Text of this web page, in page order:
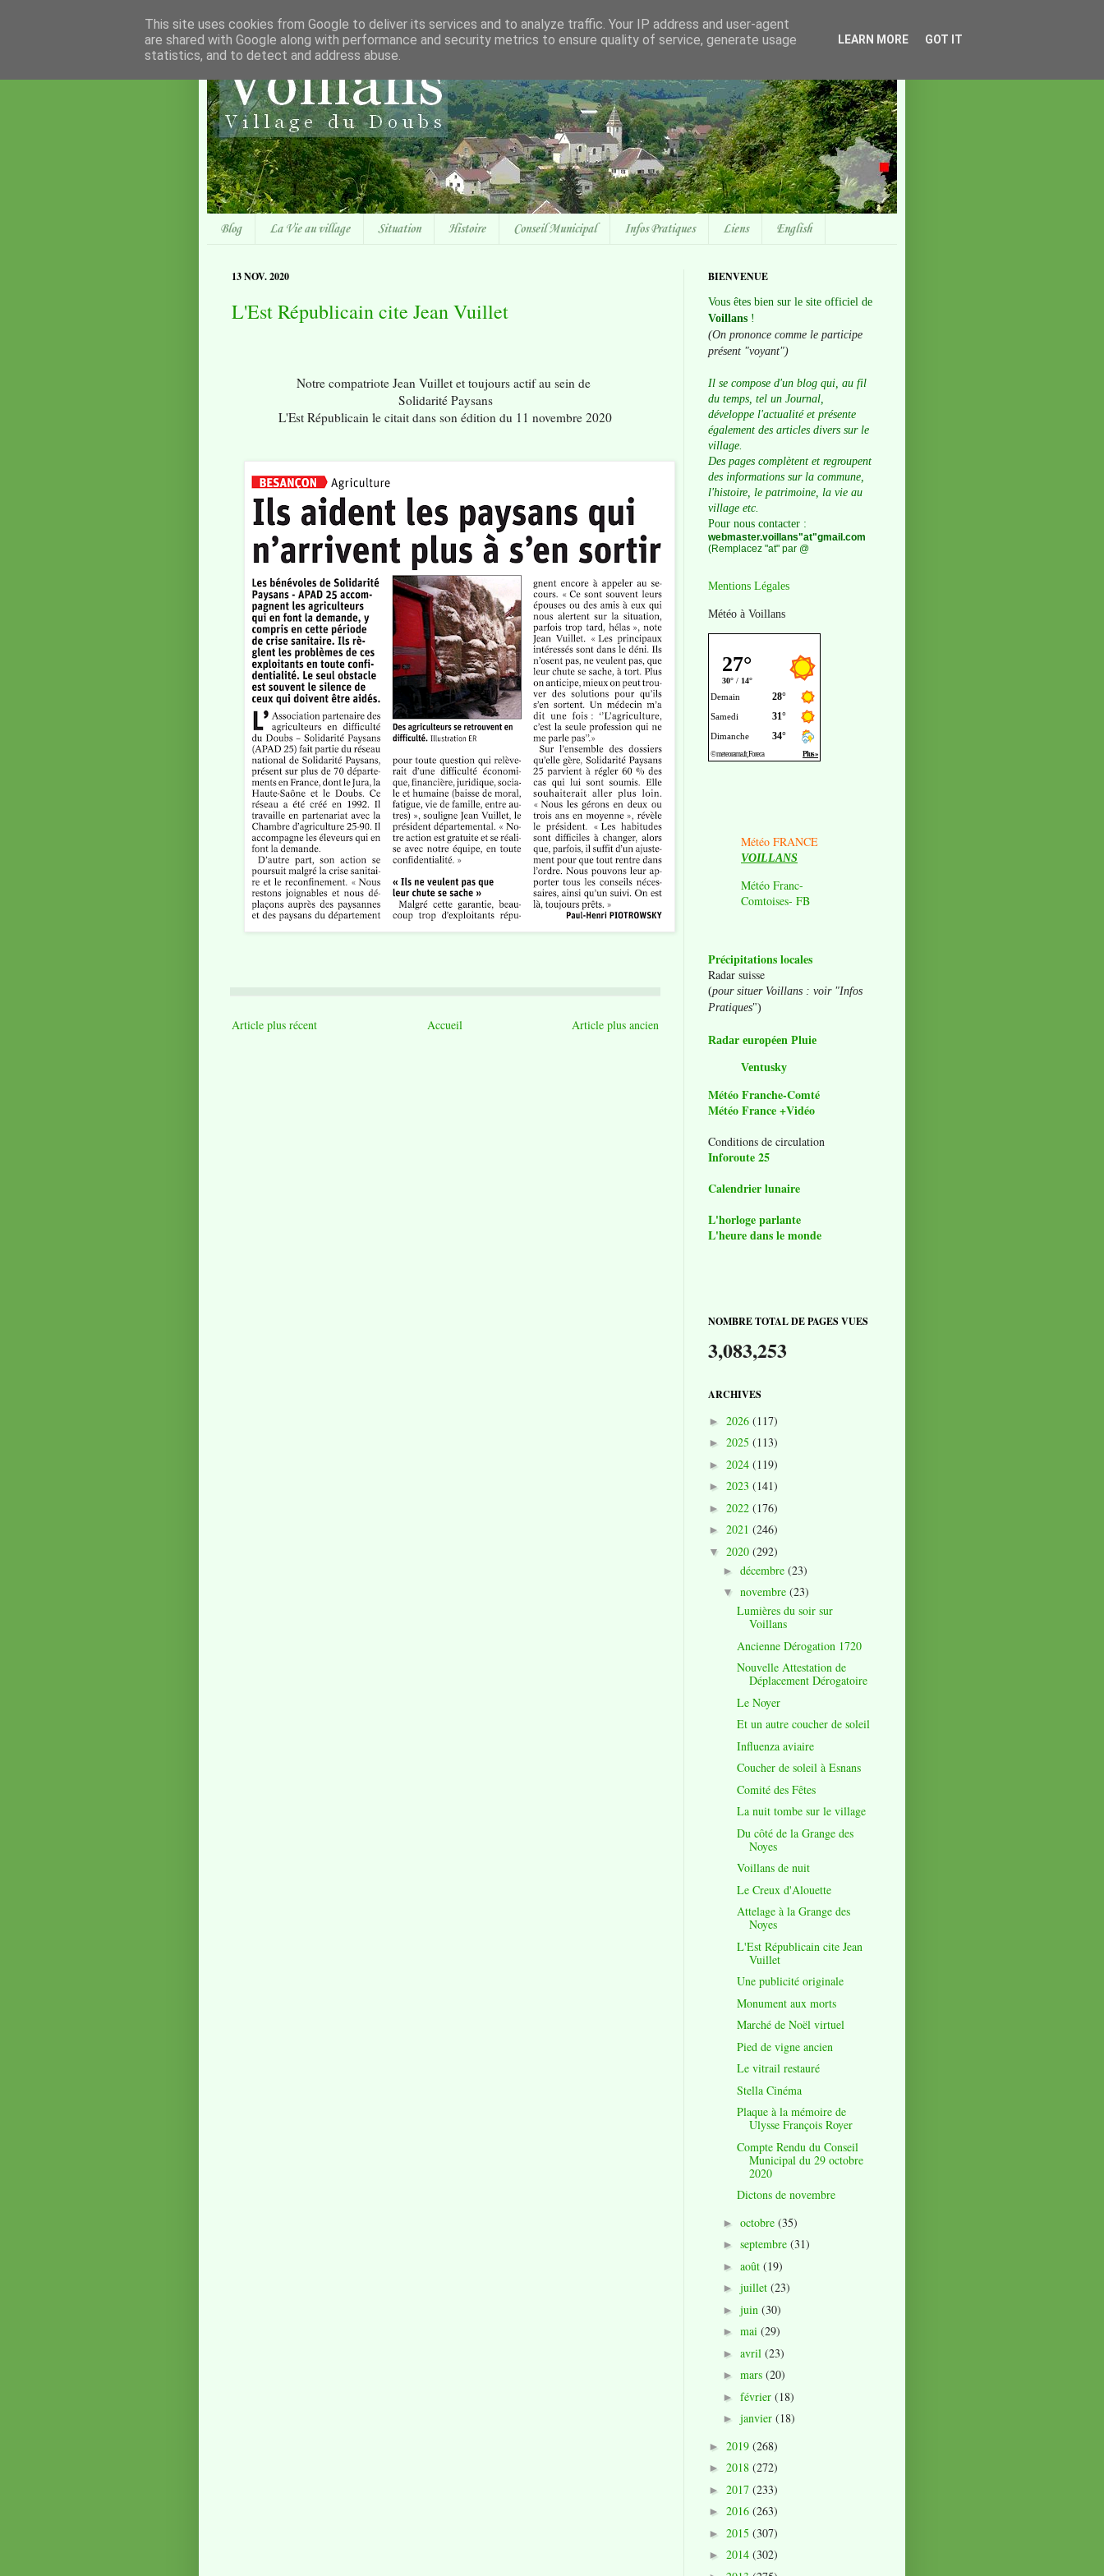
Blog La Vie au village Situation Histoire Conseil Municipal Infos Pratiques Liens English
13 NOV. 2020
L'Est Républicain cite Jean Vuillet
Notre compatriote Jean Vuillet et toujours actif au sein de
Solidarité Paysans
L'Est Républicain le citait dans son édition du 11 novembre 2020
Article plus récent Article plus ancien
Accueil
BIENVENUE
Vous êtes bien sur le site officiel de
Voillans !
(On prononce comme le participe
présent "voyant")
Il se compose d'un blog qui, au fil
du temps, tel un Journal,
développe l'actualité et présente
également des articles divers sur le
village.
Des pages complètent et regroupent
des informations sur la commune,
l'histoire, le patrimoine, la vie au
village etc.
Pour nous contacter :
webmaster.voillans"at"gmail.com
(Remplacez "at" par @
Mentions Légales
Météo à Voillans
Météo FRANCE
VOILLANS
Météo Franc-
Comtoises- FB
Précipitations locales
Radar suisse
(pour situer Voillans : voir "Infos
Pratiques")
Radar européen Pluie
Ventusky
Météo Franche-Comté
Météo France +Vidéo
Conditions de circulation
Inforoute 25
Calendrier lunaire
L'horloge parlante
L'heure dans le monde
NOMBRE TOTAL DE PAGES VUES
3,083,253
ARCHIVES
► 2026 (117)
► 2025 (113)
► 2024 (119)
► 2023 (141)
► 2022 (176)
► 2021 (246)
▼ 2020 (292)
► décembre (23)
▼ novembre (23)
Lumières du soir sur
Voillans
Ancienne Dérogation 1720
Nouvelle Attestation de
Déplacement Dérogatoire
Le Noyer
Et un autre coucher de soleil
Influenza aviaire
Coucher de soleil à Esnans
Comité des Fêtes
La nuit tombe sur le village
Du côté de la Grange des
Noyes
Voillans de nuit
Le Creux d'Alouette
Attelage à la Grange des
Noyes
L'Est Républicain cite Jean
Vuillet
Une publicité originale
Monument aux morts
Marché de Noël virtuel
Pied de vigne ancien
Le vitrail restauré
Stella Cinéma
Plaque à la mémoire de
Ulysse François Royer
Compte Rendu du Conseil
Municipal du 29 octobre
2020
Dictons de novembre
► octobre (35)
► septembre (31)
► août (19)
► juillet (23)
► juin (30)
► mai (29)
► avril (23)
► mars (20)
► février (18)
► janvier (18)
► 2019 (268)
► 2018 (272)
► 2017 (233)
► 2016 (263)
► 2015 (307)
► 2014 (302)
This site uses cookies from Google to deliver its services and to analyze traffic. Your IP address and user-agent
are shared with Google along with performance and security metrics to ensure quality of service, generate usage
statistics, and to detect and address abuse.
LEARN MORE GOT IT